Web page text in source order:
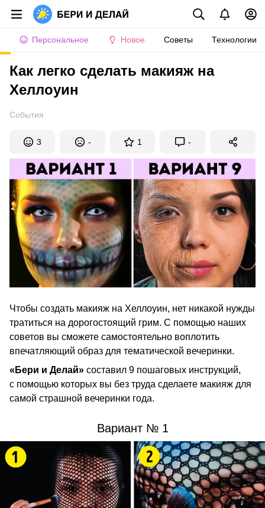
Персональное Новое Советы Технологии
Как легко сделать макияж на
Хеллоуин
События
3 - 1 -
Чтобы создать макияж на Хеллоуин, нет никакой нужды
тратиться на дорогостоящий грим. С помощью наших
советов вы сможете самостоятельно воплотить
впечатляющий образ для тематической вечеринки.
«Бери и Делай» составил 9 пошаговых инструкций,
с помощью которых вы без труда сделаете макияж для
самой страшной вечеринки года.
Вариант № 1